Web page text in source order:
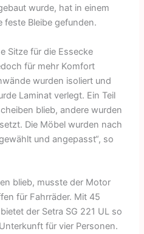
wurde, hat in einem
feste Bleibe gefunden.
Sitze für die Essecke
für mehr Komfort
wurden isoliert und
Laminat verlegt. Ein Teil
blieb, andere wurden
Die Möbel wurden nach
und angepasst“, so
blieb, musste der Motor
für Fahrräder. Mit 45
der Setra SG 221 UL so
für vier Personen.